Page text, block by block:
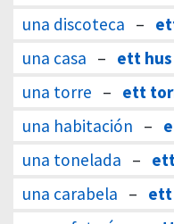
una discoteca –
una casa – ett hus
una torre – ett
una habitación –
una tonelada –
una carabela – ett